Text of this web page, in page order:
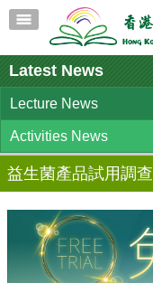
Latest News
Lecture News
Activities News
益生菌產品試用調查